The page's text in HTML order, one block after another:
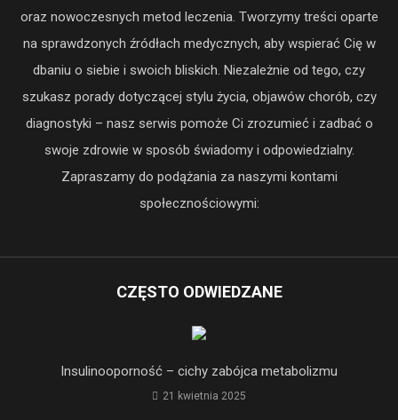
oraz nowoczesnych metod leczenia. Tworzymy treści oparte
na sprawdzonych źródłach medycznych, aby wspierać Cię w
dbaniu o siebie i swoich bliskich. Niezależnie od tego, czy
szukasz porady dotyczącej stylu życia, objawów chorób, czy
diagnostyki – nasz serwis pomoże Ci zrozumieć i zadbać o
swoje zdrowie w sposób świadomy i odpowiedzialny.
Zapraszamy do podążania za naszymi kontami
społecznościowymi:
CZĘSTO ODWIEDZANE
Insulinooporność – cichy zabójca metabolizmu
21 kwietnia 2025